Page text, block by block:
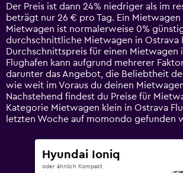
1
Y
axis
displaying
values.
Range:
0
to
60.
Der Preis ist dann 24% niedriger als im
beträgt nur 26 € pro Tag. Ein Mietwagen
Mietwagen ist normalerweise 0%
durchschnittliche Mietwagen in Ostrava
Durchschnittspreis für einen Mietwagen
Flughafen kann aufgrund mehrerer
darunter das Angebot, die Beliebtheit
wie weit im Voraus du deinen
Nachstehend findest du Preise für
Kategorie Mietwagen klein in Ostrava
letzten Woche auf momondo gefunden
Hyundai Ioniq
oder ähnlich Kompakt